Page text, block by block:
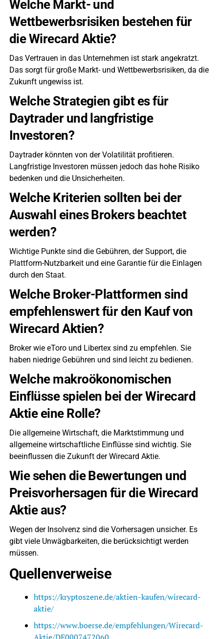
Welche Markt- und
Wettbewerbsrisiken bestehen für
die Wirecard Aktie?
Das Vertrauen in das Unternehmen ist stark angekratzt.
Das sorgt für große Markt- und Wettbewerbsrisiken, da die
Zukunft ungewiss ist.
Welche Strategien gibt es für
Daytrader und langfristige
Investoren?
Daytrader könnten von der Volatilität profitieren.
Langfristige Investoren müssen jedoch das hohe Risiko
bedenken und die Unsicherheiten.
Welche Kriterien sollten bei der
Auswahl eines Brokers beachtet
werden?
Wichtige Punkte sind die Gebühren, der Support, die
Plattform-Nutzbarkeit und eine Garantie für die Einlagen
durch den Staat.
Welche Broker-Plattformen sind
empfehlenswert für den Kauf von
Wirecard Aktien?
Broker wie eToro und Libertex sind zu empfehlen. Sie
haben niedrige Gebühren und sind leicht zu bedienen.
Welche makroökonomischen
Einflüsse spielen bei der Wirecard
Aktie eine Rolle?
Die allgemeine Wirtschaft, die Marktstimmung und
allgemeine wirtschaftliche Einflüsse sind wichtig. Sie
beeinflussen die Zukunft der Wirecard Aktie.
Wie sehen die Bewertungen und
Preisvorhersagen für die Wirecard
Aktie aus?
Wegen der Insolvenz sind die Vorhersagen unsicher. Es
gibt viele Unwägbarkeiten, die berücksichtigt werden
müssen.
Quellenverweise
https://kryptoszene.de/aktien-kaufen/wirecard-
aktie/
https://www.boerse.de/empfehlungen/Wirecard-